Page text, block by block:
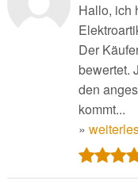
Hallo, ich
Der
bewertet.
den
kommt...
»